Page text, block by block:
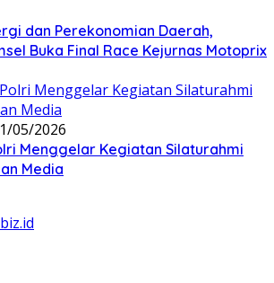
dan Perekonomian Daerah,
Buka Final Race Kejurnas Motoprix
05/2026
Menggelar Kegiatan Silaturahmi
Media